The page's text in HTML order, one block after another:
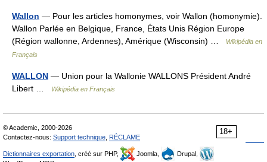
Wallon — Pour les articles homonymes, voir Wallon (homonymie).
Wallon Parlée en Belgique, France, États Unis Région Europe
(Région wallonne, Ardennes), Amérique (Wisconsin) …
Wikipédia en
Français
WALLON — Union pour la Wallonie WALLONS Président André
Libert …
Wikipédia en Français
18+
© Academic, 2000-2026
Contactez-nous: Support technique RÉCLAME
Dictionnaires exportation , créé sur PHP, Joomla,
Drupal,